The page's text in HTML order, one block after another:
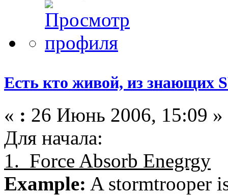
Есть кто живой, из знающих
« : 26 Июнь 2006, 15:09 »
Для начала:
1. Force Absorb Enegrgy
Example: A stormtrooper